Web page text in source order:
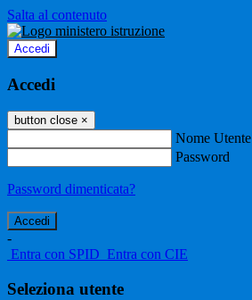
Salta al contenuto
Accedi
Accedi
button close ×
Nome Utente
Password
Password dimenticata?
-
Entra con SPID Entra con CIE
Seleziona utente